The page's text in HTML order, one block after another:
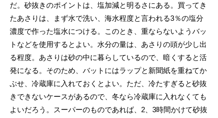
だ。砂抜きのポイントは、塩加減と明るさにある。買ってき
たあさりは、まず水で洗い、海水程度と言われる3％の塩分
濃度で作った塩水につける。このとき、重ならないようバッ
トなどを使用するとよい。水分の量は、あさりの頭が少し出
る程度。あさりは砂の中に暮らしているので、暗くすると活
発になる。そのため、バットにはラップと新聞紙を重ねてか
ぶせ、冷蔵庫に入れておくとよい。ただ、冷たすぎると砂抜
きできないケースがあるので、冬なら冷蔵庫に入れなくても
よいだろう。スーパーのものであれば、2、3時間かけて砂抜